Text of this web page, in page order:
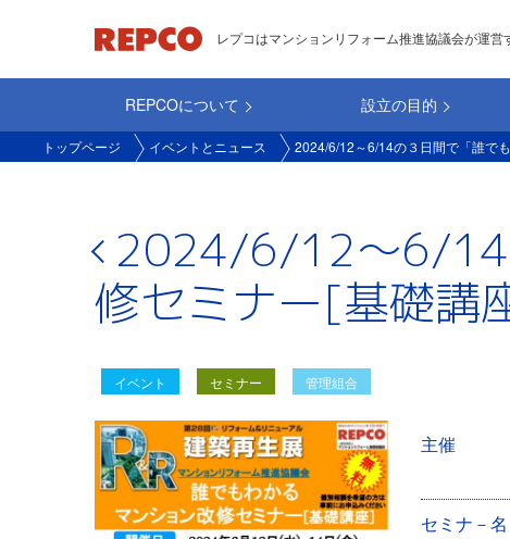
ン
ン
テ
レプコはマンションリフォーム推進協議会が運
main_repco
REPCOについて 設立の目的
トップページ イベントとニュース 2024/6/12～6/14の３日間で「誰で
2024/6/12～6/14
修セミナー[基礎講
イベント セミナー 管理組合
イ
ン
ト
主催
セミナ－名